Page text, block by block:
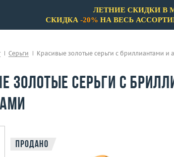
ЛЕТНИЕ СКИДКИ В
СКИДКА -20% НА ВЕСЬ
Серьги Красивые золотые серьги с бриллиантами и
золотые серьги с
Продано